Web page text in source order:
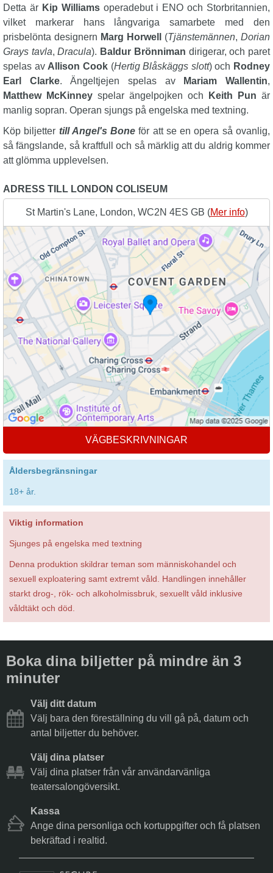
Detta är Kip Williamsoperadebut i ENO och Storbritannien,
vilket markerar hans långvariga samarbete med den
prisbelönta designern Marg Horwell (Tjänstemännen, Dorian
Grays tavla,Dracula). Baldur Brönniman dirigerar, och paret
spelas av Allison Cook(Hertig Blåskäggs slott) och Rodney
Earl Clarke. Ängeltjejen spelas av Mariam Wallentin,
Matthew McKinney spelar ängelpojken och Keith Pun är
manlig sopran. Operan sjungs på engelska med textning.
Köp biljetter till Angel's Bone för att se en opera så ovanlig,
så fängslande, så kraftfull och så märklig att du aldrig kommer
att glömma upplevelsen.
ADRESS TILL LONDON COLISEUM
St Martin's Lane, London, WC2N 4ES GB (Mer info)
VÄGBESKRIVNINGAR
Åldersbegränsningar
18+ år.
Viktig information
Sjunges på engelska med textning
Denna produktion skildrar teman som människohandel och
sexuell exploatering samt extremt våld. Handlingen innehåller
starkt drog-, rök- och alkoholmissbruk, sexuellt våld inklusive
våldtäkt och död.
Boka dina biljetter på mindre än 3
minuter
Välj ditt datum
Välj bara den föreställning du vill gå på, datum och
antal biljetter du behöver.
Välj dina platser
Välj dina platser från vår användarvänliga
teatersalongöversikt.
Kassa
Ange dina personliga och kortuppgifter och få platsen
bekräftad i realtid.